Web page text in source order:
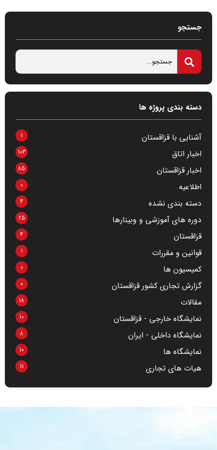
جستجو
دسته بندی پروژه ها
آشنایی با قزاقستان 1
اخبار اتاق 103
اخبار قزاقستان 85
اطلاعیه 0
دسته بندی نشده 4
دوره های آموزشی و وبینارها 25
قزاقستان 4
قوانین و مقررات 1
کمیسیون ها 0
گزارش تجاری کشور قزاقستان 0
مقالات 18
نمایشگاه خارجی - قزاقستان 10
نمایشگاه داخلی - ایران 8
نمایشگاه ها 10
هیات های تجاری 11